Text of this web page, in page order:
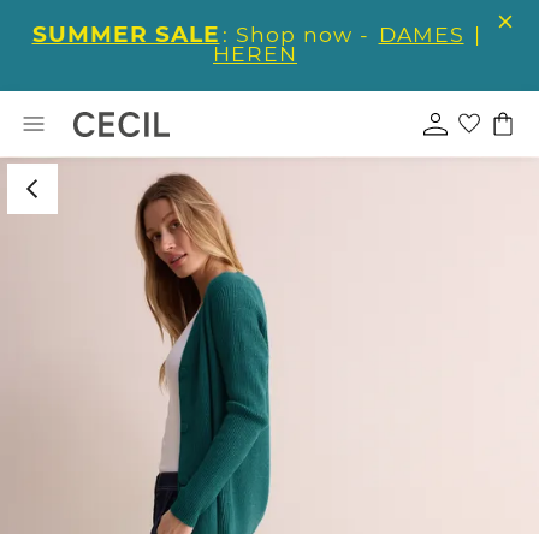
SUMMER SALE : Shop now - DAMES |
HEREN